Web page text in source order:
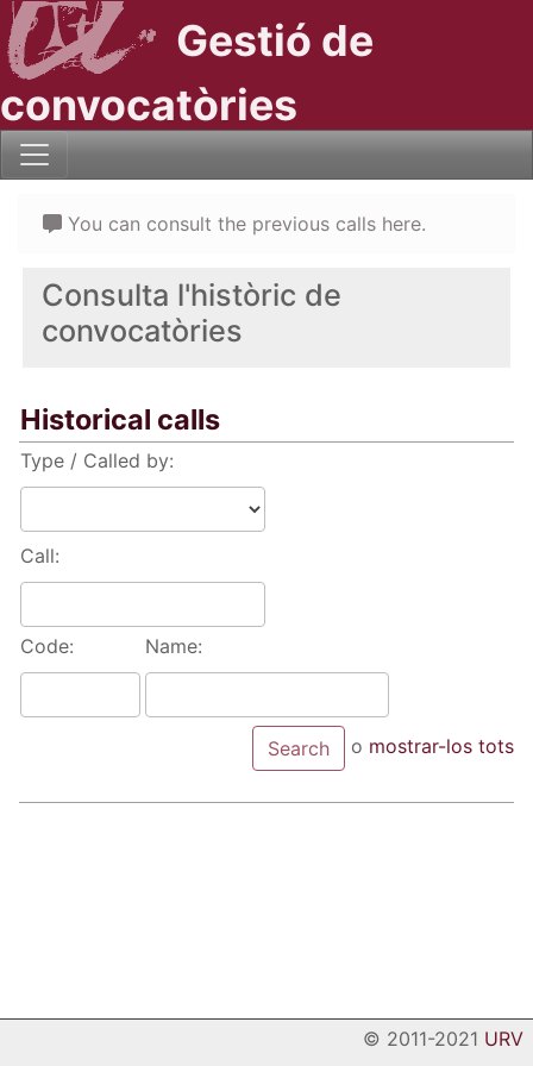
Gestió de
convocatòries
Consulta l'històric de
convocatòries
Historical calls
Type / Called by:
Call:
Code: Name:
o mostrar-los tots
You can consult the previous calls here.
© 2011-2021 URV